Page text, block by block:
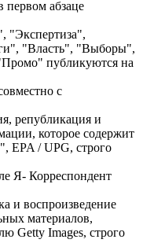
первом абзаце
"Экспертиза",
"Власть", "Выборы",
публикуются на
с
републикация и
которое содержит
EPA / UPG, строго
Я- Корреспондент
и воспроизведение
материалов,
Getty Images, строго